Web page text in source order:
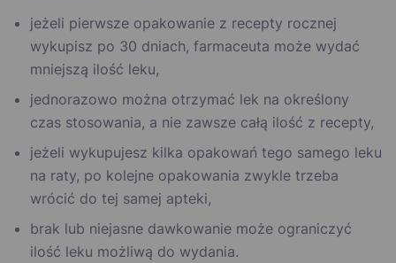
jeżeli pierwsze opakowanie z recepty rocznej
wykupisz po 30 dniach, farmaceuta może wydać
mniejszą ilość leku,
jednorazowo można otrzymać lek na określony
czas stosowania, a nie zawsze całą ilość z recepty,
jeżeli wykupujesz kilka opakowań tego samego leku
na raty, po kolejne opakowania zwykle trzeba
wrócić do tej samej apteki,
brak lub niejasne dawkowanie może ograniczyć
ilość leku możliwą do wydania.